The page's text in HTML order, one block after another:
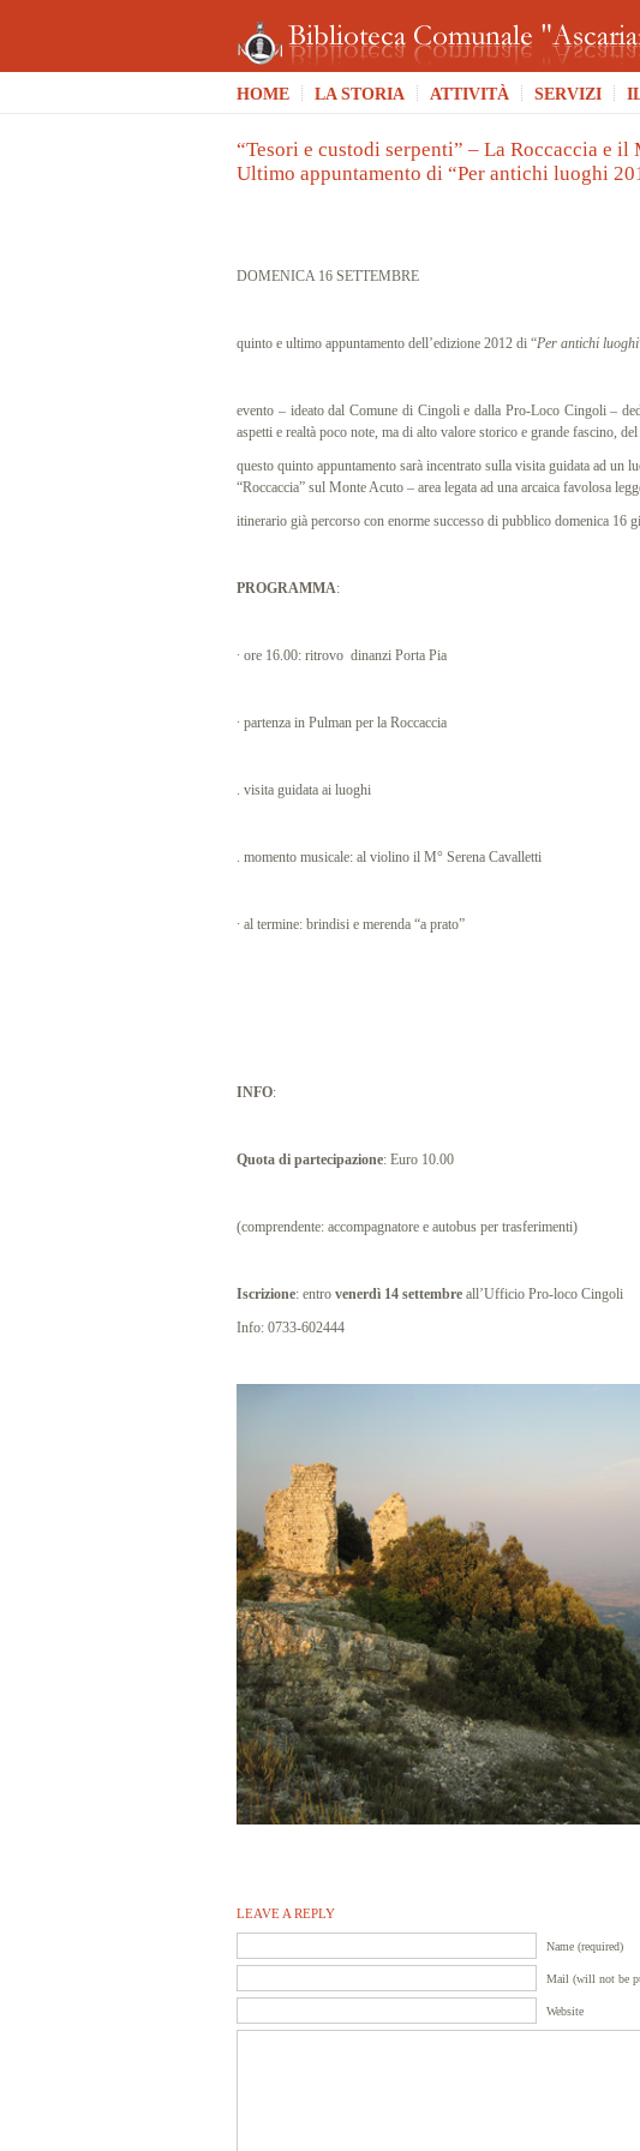
HOME LA STORIA ATTIVITÀ SERVIZI
“Tesori e custodi serpenti” – La Roccaccia e il
Ultimo appuntamento di “Per antichi luoghi
DOMENICA 16 SETTEMBRE
quinto e ultimo appuntamento dell’edizione 2012 di “Per antichi luoghi
evento – ideato dal Comune di Cingoli e dalla Pro-Loco Cingoli –
aspetti e realtà poco note, ma di alto valore storico e grande fascino,
questo quinto appuntamento sarà incentrato sulla visita guidata ad un
“Roccaccia” sul Monte Acuto – area legata ad una arcaica favolosa
itinerario già percorso con enorme successo di pubblico domenica 16
PROGRAMMA:
∙ ore 16.00: ritrovo dinanzi Porta Pia
∙ partenza in Pulman per la Roccaccia
. visita guidata ai luoghi
. momento musicale: al violino il M° Serena Cavalletti
∙ al termine: brindisi e merenda “a prato”
INFO:
Quota di partecipazione: Euro 10.00
(comprendente: accompagnatore e autobus per trasferimenti)
Iscrizione: entro venerdì 14 settembre all’Ufficio Pro-loco Cingoli
Info: 0733-602444
LEAVE A REPLY
Name (required)
Mail (will not be
Website